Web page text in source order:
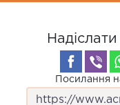
Посилання